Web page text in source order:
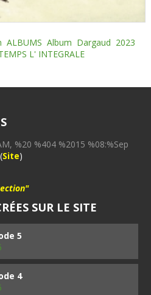
ALBUMS Album Dargaud 2023
L' INTEGRALE
%20 %404 %2015 %08:%Sep
(Site)
SUR LE SITE
5
4